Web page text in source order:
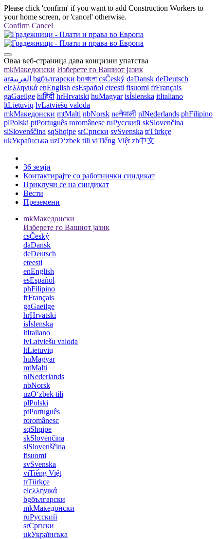
Please click 'confirm' if you want to add Construction Workers to
your home screen, or 'cancel' otherwise.
Confirm Cancel
Оваа веб-страница дава концизни упатства
mkМакедонски Изберете го Вашиот јазик
arالعربية bgбългарски bnবাংলা csČeský daDansk deDeutsch
elελληνικά enEnglish esEspañol eteesti fisuomi frFrançais
gaGaeilge hiहिंदी hrHrvatski huMagyar isÍslenska itItaliano
ltLietuvių lvLatviešu valoda
mkМакедонски mtMalti nbNorsk neनेपाली nlNederlands phFilipino
plPolski ptPortuguês roromânesc ruРусский skSlovenčina
slSlovenščina sqShqipe srСрпски svSvenska trTürkçe
ukУкраїнська uzOʻzbek tili viTiếng Việt zh中文
36 земји
Контактирајте со работнички синдикат
Приклучи се на синдикат
Вести
Преземени
mkМакедонски
Изберете го Вашиот јазик
csČeský
daDansk
deDeutsch
eteesti
enEnglish
esEspañol
phFilipino
frFrançais
gaGaeilge
hrHrvatski
isÍslenska
itItaliano
lvLatviešu valoda
ltLietuvių
huMagyar
mtMalti
nlNederlands
nbNorsk
uzOʻzbek tili
plPolski
ptPortuguês
roromânesc
sqShqipe
skSlovenčina
slSlovenščina
fisuomi
svSvenska
viTiếng Việt
trTürkçe
elελληνικά
bgбългарски
mkМакедонски
ruРусский
srСрпски
ukУкраїнська